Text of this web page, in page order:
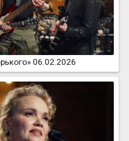
06.02.2026